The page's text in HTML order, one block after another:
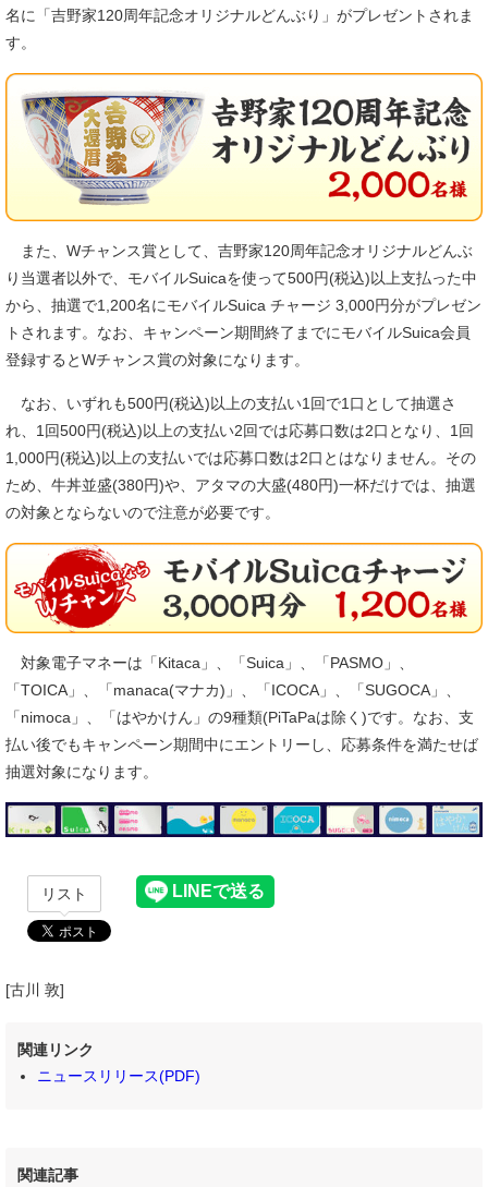
名に「吉野家120周年記念オリジナルどんぶり」がプレゼントされま
す。
また、Wチャンス賞として、吉野家120周年記念オリジナルどんぶ
り当選者以外で、モバイルSuicaを使って500円(税込)以上支払った中
から、抽選で1,200名にモバイルSuica チャージ 3,000円分がプレゼン
トされます。なお、キャンペーン期間終了までにモバイルSuica会員
登録するとWチャンス賞の対象になります。
なお、いずれも500円(税込)以上の支払い1回で1口として抽選さ
れ、1回500円(税込)以上の支払い2回では応募口数は2口となり、1回
1,000円(税込)以上の支払いでは応募口数は2口とはなりません。その
ため、牛丼並盛(380円)や、アタマの大盛(480円)一杯だけでは、抽選
の対象とならないので注意が必要です。
対象電子マネーは「Kitaca」、「Suica」、「PASMO」、
「TOICA」、「manaca(マナカ)」、「ICOCA」、「SUGOCA」、
「nimoca」、「はやかけん」の9種類(PiTaPaは除く)です。なお、支
払い後でもキャンペーン期間中にエントリーし、応募条件を満たせば
抽選対象になります。
リスト
[古川 敦]
関連リンク
ニュースリリース(PDF)
関連記事